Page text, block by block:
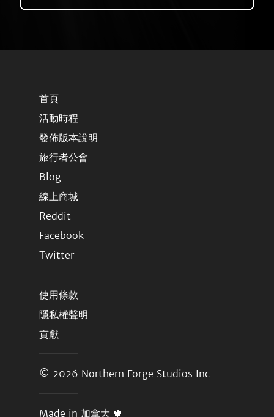
首頁
活動時程
發佈版本說明
旅行者公會
Blog
線上商城
Reddit
Facebook
Twitter
使用條款
隱私權聲明
貢獻
© 2026 Northern Forge Studios Inc
Made in 加拿大 🍁